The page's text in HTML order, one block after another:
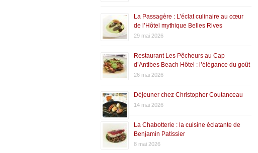
La Passagère : L’éclat culinaire au cœur
de l’Hôtel mythique Belles Rives
29 mai 2026
Restaurant Les Pêcheurs au Cap
d’Antibes Beach Hôtel : l’élégance du goût
26 mai 2026
Déjeuner chez Christopher Coutanceau
14 mai 2026
La Chabotterie : la cuisine éclatante de
Benjamin Patissier
8 mai 2026